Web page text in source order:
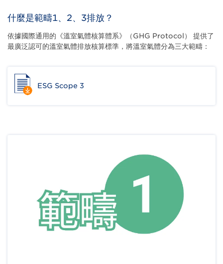
什麼是範疇1、2、3排放？
依據國際通用的《溫室氣體核算體系》（GHG Protocol） 提供了
最廣泛認可的溫室氣體排放核算標準，將溫室氣體分為三大範疇：
ESG Scope 3